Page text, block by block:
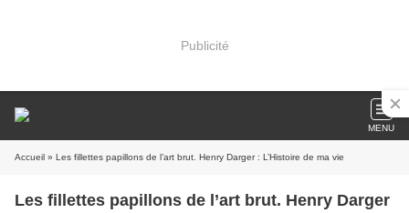
Publicité
MENU
Accueil » Les fillettes papillons de l’art brut. Henry Darger : L’Histoire de ma vie
Les fillettes papillons de l’art brut. Henry Darger